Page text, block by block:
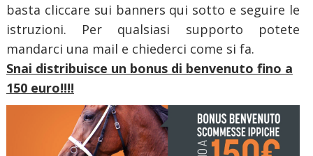
basta cliccare sui banners qui sotto e seguire le
istruzioni. Per qualsiasi supporto potete
mandarci una mail e chiederci come si fa.
Snai distribuisce un bonus di benvenuto fino a
150 euro!!!!